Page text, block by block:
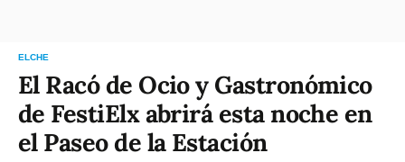
ELCHE
El Racó de Ocio y Gastronómico
de FestiElx abrirá esta noche en
el Paseo de la Estación